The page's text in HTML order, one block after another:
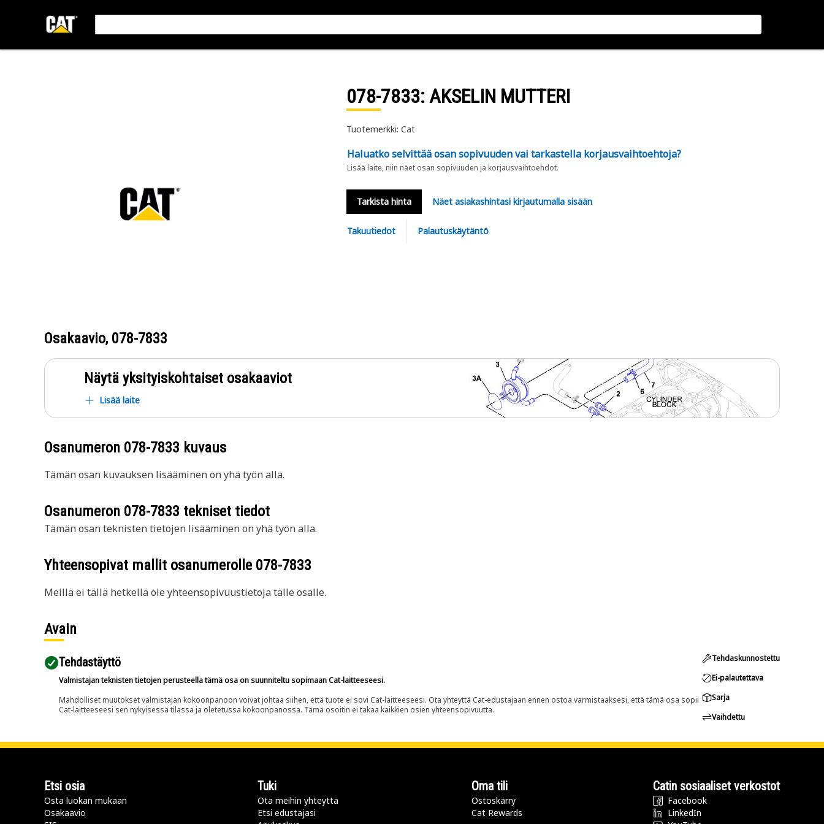
078-7833: AKSELIN MUTTERI
Tuotemerkki: Cat
Haluatko selvittää osan sopivuuden vai tarkastella korjausvaihtoehtoja?
Lisää laite, niin näet osan sopivuuden ja korjausvaihtoehdot.
Tarkista hinta Näet asiakashintasi kirjautumalla sisään
Takuutiedot Palautuskäytäntö
Osakaavio, 078-7833
Näytä yksityiskohtaiset osakaaviot
Lisää laite
Osanumeron 078-7833 kuvaus
Tämän osan kuvauksen lisääminen on yhä työn alla.
Osanumeron 078-7833 tekniset tiedot
Tämän osan teknisten tietojen lisääminen on yhä työn alla.
Yhteensopivat mallit osanumerolle 078-7833
Meillä ei tällä hetkellä ole yhteensopivuustietoja tälle osalle.
Avain
Tehdastäyttö
Valmistajan teknisten tietojen perusteella tämä osa on suunniteltu sopimaan Cat-laitteeseesi.
Mahdolliset muutokset valmistajan kokoonpanoon voivat johtaa siihen, että tuote ei sovi Cat-laitteeseesi. Ota yhteyttä Cat-edustajaan ennen ostoa varmistaaksesi, että tämä osa sopii
Cat-laitteeseesi sen nykyisessä tilassa ja oletetussa kokoonpanossa. Tämä osoitin ei takaa kaikkien osien yhteensopivuutta.
Tehdaskunnostettu
Ei-palautettava
Sarja
Vaihdettu
Etsi osia
Osta luokan mukaan
Osakaavio
Tuki
Ota meihin yhteyttä
Etsi edustajasi
Oma tili
Ostoskärry
Cat Rewards
Catin sosiaaliset verkostot
Facebook
LinkedIn